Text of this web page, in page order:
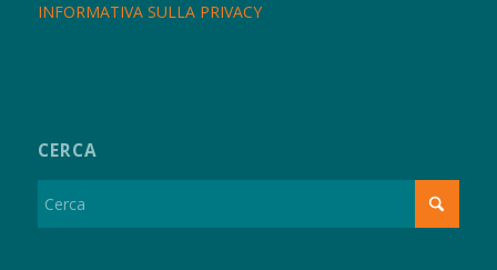
INFORMATIVA SULLA PRIVACY
CERCA